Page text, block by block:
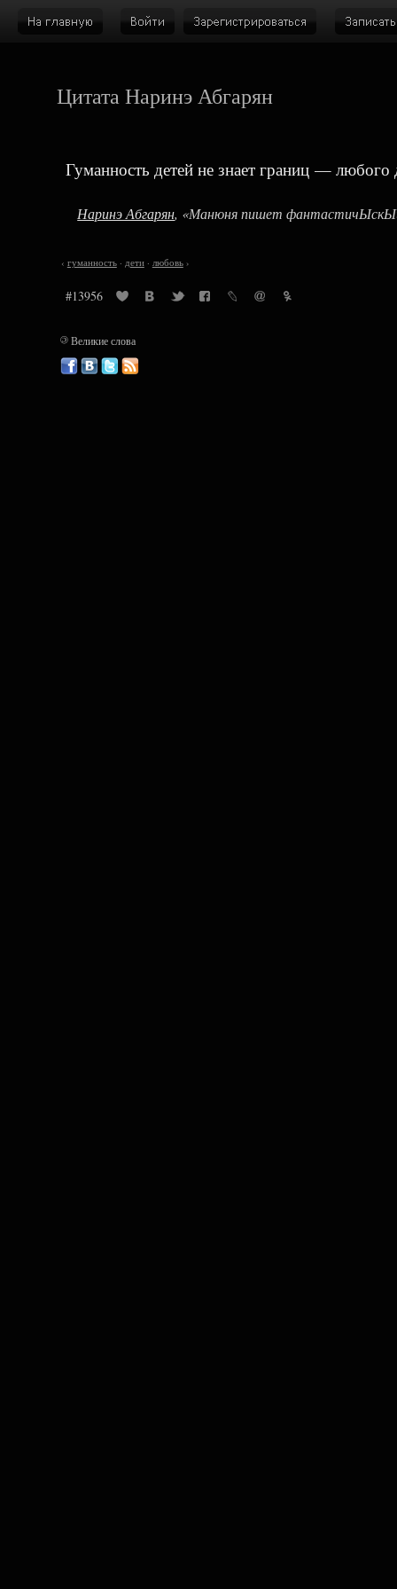
Цитата Наринэ Абгарян
Гуманность детей не знает границ — любого
Наринэ Абгарян, «Манюня пишет
‹ гуманность· дети· любовь›
#13956
©Великие слова